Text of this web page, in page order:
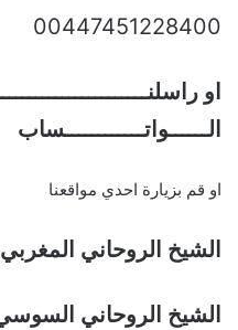
00447451228400
او
الــــــواتــــــــــــساب
او قم بزيارة احدي مواقعنا
الشيخ الروحاني
الشيخ الروحاني